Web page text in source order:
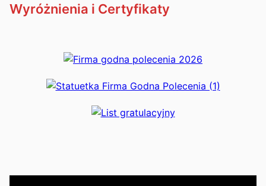
Wyróżnienia i Certyfikaty